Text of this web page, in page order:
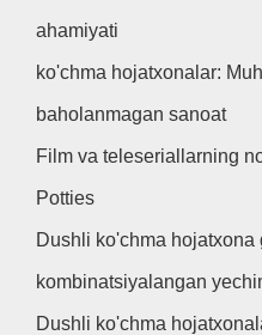
ahamiyati
ko'chma hojatxonalar:
baholanmagan sanoat
Film va teleseriallarning
Potties
Dushli ko'chma
kombinatsiyalangan
Dushli ko'chma